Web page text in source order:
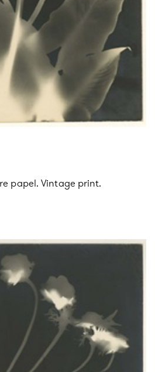
papel. Vintage print.